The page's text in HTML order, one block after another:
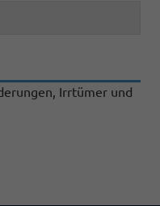
Irrtümer und